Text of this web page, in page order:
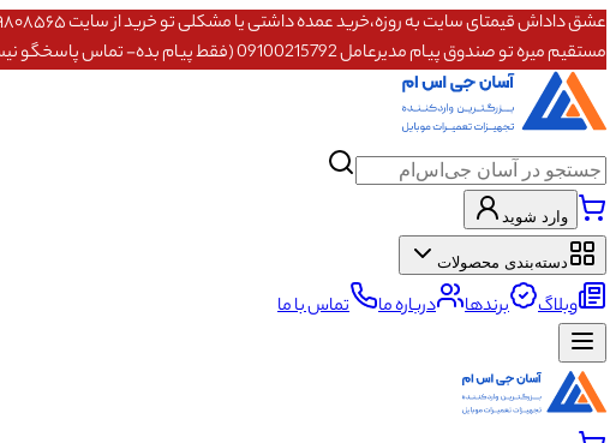
مستقیم میره تو صندوق پیام مدیرعامل 09100215792 (فقط پیام بده- تماس پاسخگو نیستم)
وارد شوید
دسته‌بندی محصولات
وبلاگ برندها درباره ما تماس با ما